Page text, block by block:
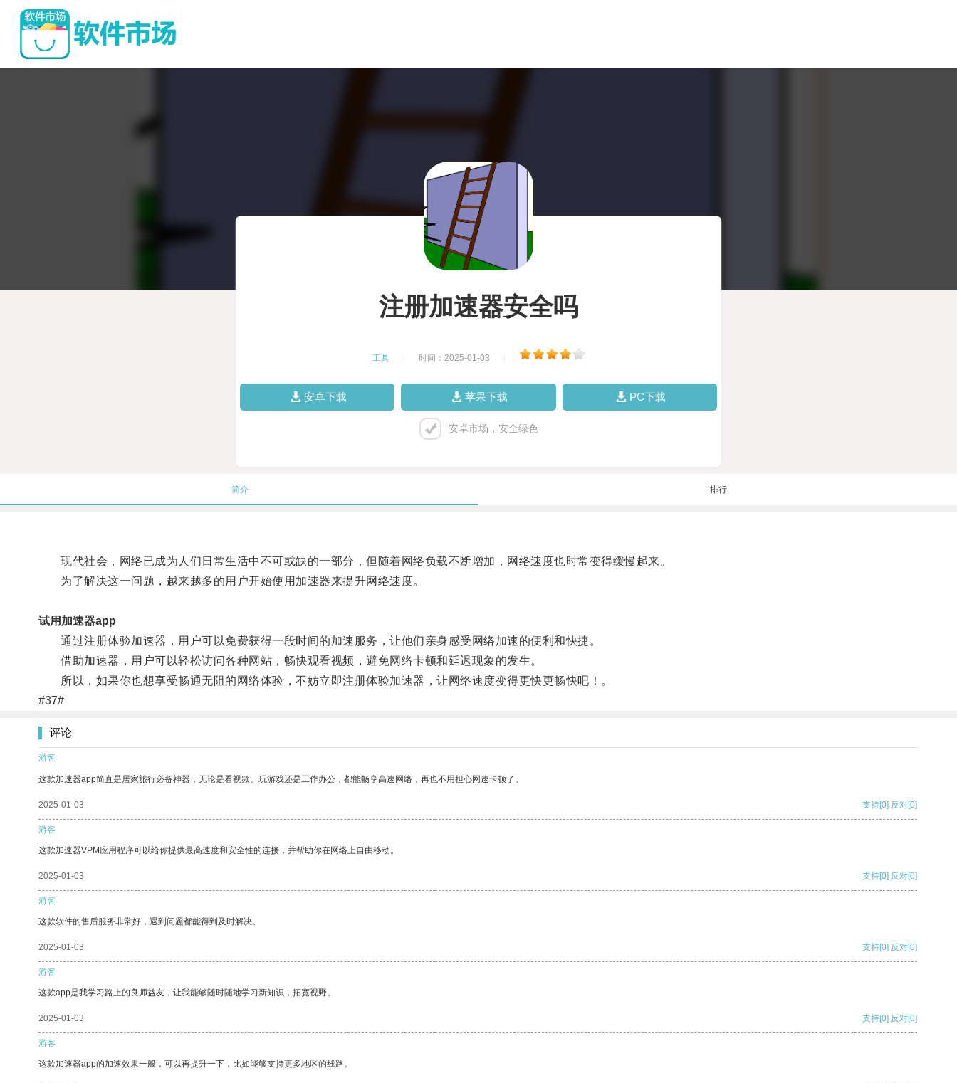
注册加速器安全吗
工具 时间：2025-01-03
安卓下载 苹果下载 PC下载
安卓市场，安全绿色
简介 排行
现代社会，网络已成为人们日常生活中不可或缺的一部分，但随着网络负载不断增加，网络速度也时常变得缓慢起来。
为了解决这一问题，越来越多的用户开始使用加速器来提升网络速度。
试用加速器app
通过注册体验加速器，用户可以免费获得一段时间的加速服务，让他们亲身感受网络加速的便利和快捷。
借助加速器，用户可以轻松访问各种网站，畅快观看视频，避免网络卡顿和延迟现象的发生。
所以，如果你也想享受畅通无阻的网络体验，不妨立即注册体验加速器，让网络速度变得更快更畅快吧！。
#37#
评论
游客
这款加速器app简直是居家旅行必备神器，无论是看视频、玩游戏还是工作办公，都能畅享高速网络，再也不用担心网速卡顿了。
2025-01-03 支持[0] 反对[0]
游客
这款加速器VPM应用程序可以给你提供最高速度和安全性的连接，并帮助你在网络上自由移动。
2025-01-03 支持[0] 反对[0]
游客
这款软件的售后服务非常好，遇到问题都能得到及时解决。
2025-01-03 支持[0] 反对[0]
游客
这款app是我学习路上的良师益友，让我能够随时随地学习新知识，拓宽视野。
2025-01-03 支持[0] 反对[0]
游客
这款加速器app的加速效果一般，可以再提升一下，比如能够支持更多地区的线路。